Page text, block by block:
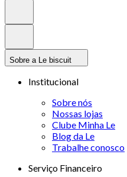
Sobre a Le biscuit
Institucional
Sobre nós
Nossas lojas
Clube Minha Le
Blog da Le
Trabalhe conosco
Serviço Financeiro